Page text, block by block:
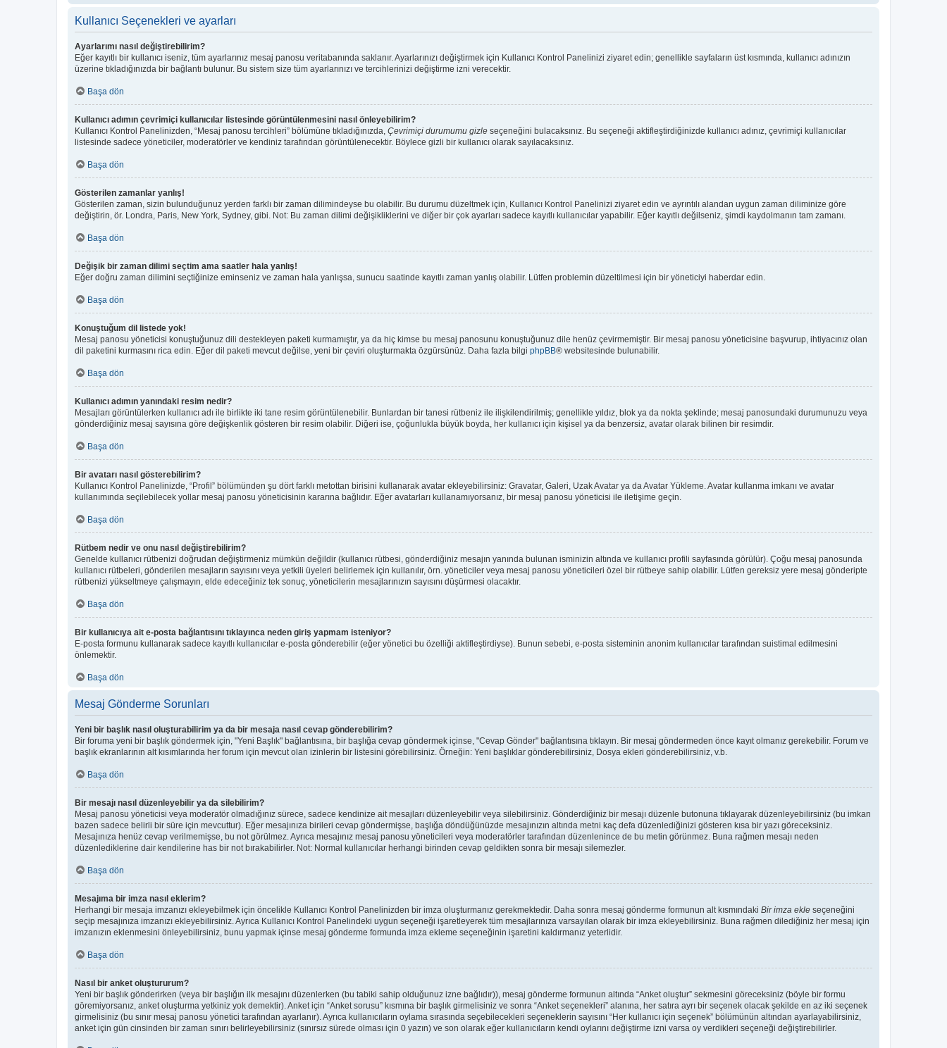
Kullanıcı Seçenekleri ve ayarları
Ayarlarımı nasıl değiştirebilirim?
Eğer kayıtlı bir kullanıcı iseniz, tüm ayarlarınız mesaj panosu veritabanında saklanır. Ayarlarınızı değiştirmek için Kullanıcı Kontrol Panelinizi ziyaret edin; genellikle sayfaların üst kısmında, kullanıcı adınızın
üzerine tıkladığınızda bir bağlantı bulunur. Bu sistem size tüm ayarlarınızı ve tercihlerinizi değiştirme izni verecektir.
Başa dön
Kullanıcı adımın çevrimiçi kullanıcılar listesinde görüntülenmesini nasıl önleyebilirim?
Kullanıcı Kontrol Panelinizden, “Mesaj panosu tercihleri” bölümüne tıkladığınızda, Çevrimiçi durumumu gizle seçeneğini bulacaksınız. Bu seçeneği aktifleştirdiğinizde kullanıcı adınız, çevrimiçi kullanıcılar
listesinde sadece yöneticiler, moderatörler ve kendiniz tarafından görüntülenecektir. Böylece gizli bir kullanıcı olarak sayılacaksınız.
Başa dön
Gösterilen zamanlar yanlış!
Gösterilen zaman, sizin bulunduğunuz yerden farklı bir zaman dilimindeyse bu olabilir. Bu durumu düzeltmek için, Kullanıcı Kontrol Panelinizi ziyaret edin ve ayrıntılı alandan uygun zaman diliminize göre
değiştirin, ör. Londra, Paris, New York, Sydney, gibi. Not: Bu zaman dilimi değişikliklerini ve diğer bir çok ayarları sadece kayıtlı kullanıcılar yapabilir. Eğer kayıtlı değilseniz, şimdi kaydolmanın tam zamanı.
Başa dön
Değişik bir zaman dilimi seçtim ama saatler hala yanlış!
Eğer doğru zaman dilimini seçtiğinize eminseniz ve zaman hala yanlışsa, sunucu saatinde kayıtlı zaman yanlış olabilir. Lütfen problemin düzeltilmesi için bir yöneticiyi haberdar edin.
Başa dön
Konuştuğum dil listede yok!
Mesaj panosu yöneticisi konuştuğunuz dili destekleyen paketi kurmamıştır, ya da hiç kimse bu mesaj panosunu konuştuğunuz dile henüz çevirmemiştir. Bir mesaj panosu yöneticisine başvurup, ihtiyacınız olan
dil paketini kurmasını rica edin. Eğer dil paketi mevcut değilse, yeni bir çeviri oluşturmakta özgürsünüz. Daha fazla bilgi phpBB® websitesinde bulunabilir.
Başa dön
Kullanıcı adımın yanındaki resim nedir?
Mesajları görüntülerken kullanıcı adı ile birlikte iki tane resim görüntülenebilir. Bunlardan bir tanesi rütbeniz ile ilişkilendirilmiş; genellikle yıldız, blok ya da nokta şeklinde; mesaj panosundaki durumunuzu veya
gönderdiğiniz mesaj sayısına göre değişkenlik gösteren bir resim olabilir. Diğeri ise, çoğunlukla büyük boyda, her kullanıcı için kişisel ya da benzersiz, avatar olarak bilinen bir resimdir.
Başa dön
Bir avatarı nasıl gösterebilirim?
Kullanıcı Kontrol Panelinizde, “Profil” bölümünden şu dört farklı metottan birisini kullanarak avatar ekleyebilirsiniz: Gravatar, Galeri, Uzak Avatar ya da Avatar Yükleme. Avatar kullanma imkanı ve avatar
kullanımında seçilebilecek yollar mesaj panosu yöneticisinin kararına bağlıdır. Eğer avatarları kullanamıyorsanız, bir mesaj panosu yöneticisi ile iletişime geçin.
Başa dön
Rütbem nedir ve onu nasıl değiştirebilirim?
Genelde kullanıcı rütbenizi doğrudan değiştirmeniz mümkün değildir (kullanıcı rütbesi, gönderdiğiniz mesajın yanında bulunan isminizin altında ve kullanıcı profili sayfasında görülür). Çoğu mesaj panosunda
kullanıcı rütbeleri, gönderilen mesajların sayısını veya yetkili üyeleri belirlemek için kullanılır, örn. yöneticiler veya mesaj panosu yöneticileri özel bir rütbeye sahip olabilir. Lütfen gereksiz yere mesaj gönderipte
rütbenizi yükseltmeye çalışmayın, elde edeceğiniz tek sonuç, yöneticilerin mesajlarınızın sayısını düşürmesi olacaktır.
Başa dön
Bir kullanıcıya ait e-posta bağlantısını tıklayınca neden giriş yapmam isteniyor?
E-posta formunu kullanarak sadece kayıtlı kullanıcılar e-posta gönderebilir (eğer yönetici bu özelliği aktifleştirdiyse). Bunun sebebi, e-posta sisteminin anonim kullanıcılar tarafından suistimal edilmesini
önlemektir.
Başa dön
Mesaj Gönderme Sorunları
Yeni bir başlık nasıl oluşturabilirim ya da bir mesaja nasıl cevap gönderebilirim?
Bir foruma yeni bir başlık göndermek için, "Yeni Başlık" bağlantısına, bir başlığa cevap göndermek içinse, "Cevap Gönder" bağlantısına tıklayın. Bir mesaj göndermeden önce kayıt olmanız gerekebilir. Forum ve
başlık ekranlarının alt kısımlarında her forum için mevcut olan izinlerin bir listesini görebilirsiniz. Örneğin: Yeni başlıklar gönderebilirsiniz, Dosya ekleri gönderebilirsiniz, v.b.
Başa dön
Bir mesajı nasıl düzenleyebilir ya da silebilirim?
Mesaj panosu yöneticisi veya moderatör olmadığınız sürece, sadece kendinize ait mesajları düzenleyebilir veya silebilirsiniz. Gönderdiğiniz bir mesajı düzenle butonuna tıklayarak düzenleyebilirsiniz (bu imkan
bazen sadece belirli bir süre için mevcuttur). Eğer mesajınıza birileri cevap göndermişse, başlığa döndüğünüzde mesajınızın altında metni kaç defa düzenlediğinizi gösteren kısa bir yazı göreceksiniz.
Mesajınıza henüz cevap verilmemişse, bu not görülmez. Ayrıca mesajınız mesaj panosu yöneticileri veya moderatörler tarafından düzenlenince de bu metin görünmez. Buna rağmen mesajı neden
düzenlediklerine dair kendilerine has bir not bırakabilirler. Not: Normal kullanıcılar herhangi birinden cevap geldikten sonra bir mesajı silemezler.
Başa dön
Mesajıma bir imza nasıl eklerim?
Herhangi bir mesaja imzanızı ekleyebilmek için öncelikle Kullanıcı Kontrol Panelinizden bir imza oluşturmanız gerekmektedir. Daha sonra mesaj gönderme formunun alt kısmındaki Bir imza ekle seçeneğini
seçip mesajınıza imzanızı ekleyebilirsiniz. Ayrıca Kullanıcı Kontrol Panelindeki uygun seçeneği işaretleyerek tüm mesajlarınıza varsayılan olarak bir imza ekleyebilirsiniz. Buna rağmen dilediğiniz her mesaj için
imzanızın eklenmesini önleyebilirsiniz, bunu yapmak içinse mesaj gönderme formunda imza ekleme seçeneğinin işaretini kaldırmanız yeterlidir.
Başa dön
Nasıl bir anket oluştururum?
Yeni bir başlık gönderirken (veya bir başlığın ilk mesajını düzenlerken (bu tabiki sahip olduğunuz izne bağlıdır)), mesaj gönderme formunun altında “Anket oluştur” sekmesini göreceksiniz (böyle bir formu
göremiyorsanız, anket oluşturma yetkiniz yok demektir). Anket için “Anket sorusu” kısmına bir başlık girmelisiniz ve sonra “Anket seçenekleri” alanına, her satıra ayrı bir seçenek olacak şekilde en az iki seçenek
girmelisiniz (bu sınır mesaj panosu yönetici tarafından ayarlanır). Ayrıca kullanıcıların oylama sırasında seçebilecekleri seçeneklerin sayısını “Her kullanıcı için seçenek” bölümünün altından ayarlayabilirsiniz,
anket için gün cinsinden bir zaman sınırı belirleyebilirsiniz (sınırsız sürede olması için 0 yazın) ve son olarak eğer kullanıcıların kendi oylarını değiştirme izni varsa oy verdikleri seçeneği değiştirebilirler.